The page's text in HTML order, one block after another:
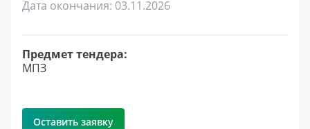
Дата окончания: 03.11.2026
Предмет тендера:
МПЗ
Оставить заявку